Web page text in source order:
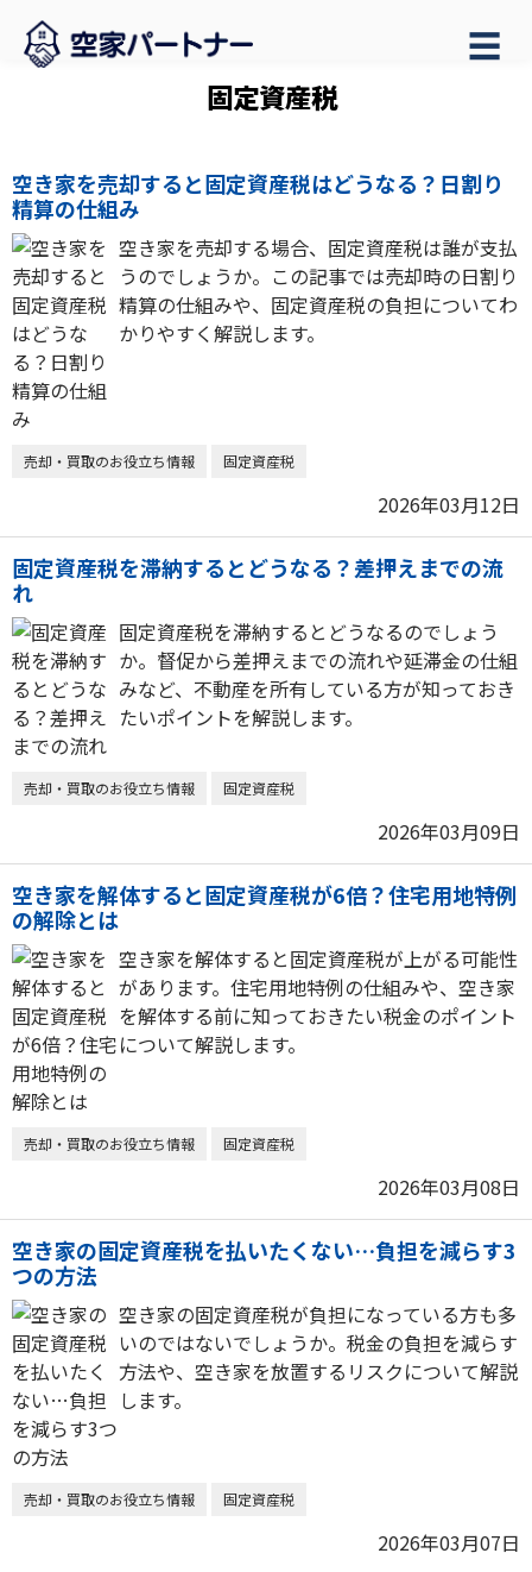
☰
固定資産税
空き家を売却すると固定資産税はどうなる？日割り
精算の仕組み
空き家を売却する場合、固定資産税は誰が支払
うのでしょうか。この記事では売却時の日割り
精算の仕組みや、固定資産税の負担についてわ
かりやすく解説します。
売却・買取のお役立ち情報 固定資産税
2026年03月12日
固定資産税を滞納するとどうなる？差押えまでの流
れ
固定資産税を滞納するとどうなるのでしょう
か。督促から差押えまでの流れや延滞金の仕組
みなど、不動産を所有している方が知っておき
たいポイントを解説します。
売却・買取のお役立ち情報 固定資産税
2026年03月09日
空き家を解体すると固定資産税が6倍？住宅用地特例
の解除とは
空き家を解体すると固定資産税が上がる可能性
があります。住宅用地特例の仕組みや、空き家
を解体する前に知っておきたい税金のポイント
について解説します。
売却・買取のお役立ち情報 固定資産税
2026年03月08日
空き家の固定資産税を払いたくない…負担を減らす3
つの方法
空き家の固定資産税が負担になっている方も多
いのではないでしょうか。税金の負担を減らす
方法や、空き家を放置するリスクについて解説
します。
売却・買取のお役立ち情報 固定資産税
2026年03月07日